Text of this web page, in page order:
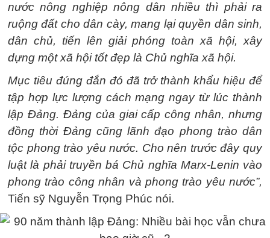
nước nông nghiệp nông dân nhiều thì phải ra
ruộng đất cho dân cày, mang lại quyền dân sinh,
dân chủ, tiến lên giải phóng toàn xã hội, xây
dựng một xã hội tốt đẹp là Chủ nghĩa xã hội.
Mục tiêu đúng đắn đó đã trở thành khẩu hiệu để
tập hợp lực lượng cách mạng ngay từ lúc thành
lập Đảng. Đảng của giai cấp công nhân, nhưng
đồng thời Đảng cũng lãnh đạo phong trào dân
tộc phong trào yêu nước. Cho nên trước đây quy
luật là phải truyền bá Chủ nghĩa Marx-Lenin vào
phong trào công nhân và phong trào yêu nước”,
Tiến sỹ Nguyễn Trọng Phúc nói.